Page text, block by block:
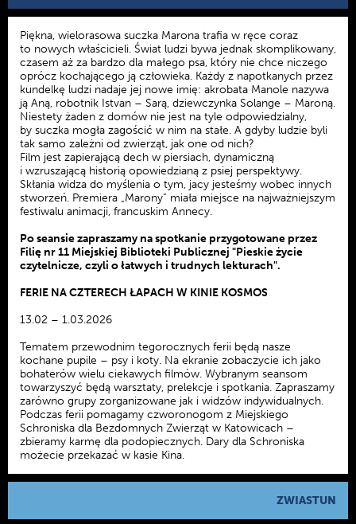
Piękna, wielorasowa suczka Marona trafia w ręce coraz
to nowych właścicieli. Świat ludzi bywa jednak skomplikowany,
czasem aż za bardzo dla małego psa, który nie chce niczego
oprócz kochającego ją człowieka. Każdy z napotkanych przez
kundelkę ludzi nadaje jej nowe imię: akrobata Manole nazywa
ją Aną, robotnik Istvan – Sarą, dziewczynka Solange – Maroną.
Niestety żaden z domów nie jest na tyle odpowiedzialny,
by suczka mogła zagościć w nim na stałe. A gdyby ludzie byli
tak samo zależni od zwierząt, jak one od nich?
Film jest zapierającą dech w piersiach, dynamiczną
i wzruszającą historią opowiedzianą z psiej perspektywy.
Skłania widza do myślenia o tym, jacy jesteśmy wobec innych
stworzeń. Premiera „Marony” miała miejsce na najważniejszym
festiwalu animacji, francuskim Annecy.
Po seansie zapraszamy na spotkanie przygotowane przez
Filię nr 11 Miejskiej Biblioteki Publicznej "Pieskie życie
czytelnicze, czyli o łatwych i trudnych lekturach".
FERIE NA CZTERECH ŁAPACH W KINIE KOSMOS
13.02 – 1.03.2026
Tematem przewodnim tegorocznych ferii będą nasze
kochane pupile – psy i koty. Na ekranie zobaczycie ich jako
bohaterów wielu ciekawych filmów. Wybranym seansom
towarzyszyć będą warsztaty, prelekcje i spotkania. Zapraszamy
zarówno grupy zorganizowane jak i widzów indywidualnych.
Podczas ferii pomagamy czworonogom z Miejskiego
Schroniska dla Bezdomnych Zwierząt w Katowicach –
zbieramy karmę dla podopiecznych. Dary dla Schroniska
możecie przekazać w kasie Kina.
ZWIASTUN